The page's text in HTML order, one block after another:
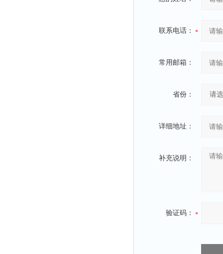
联系电话：
常用邮箱：
省份：
详细地址：
补充说明：
验证码：